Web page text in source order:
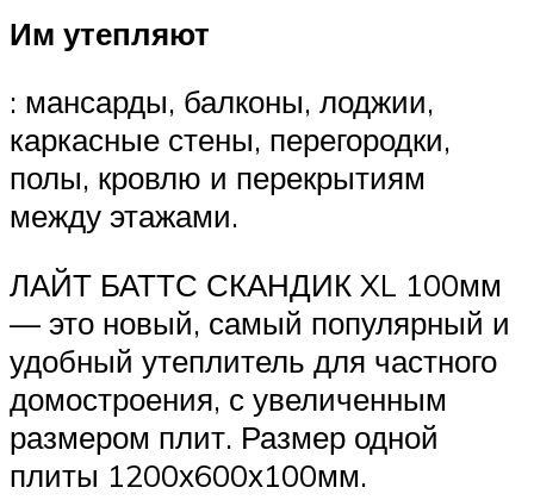
Им утепляют
: мансарды, балконы, лоджии,
каркасные стены, перегородки,
полы, кровлю и перекрытиям
между этажами.
ЛАЙТ БАТТС СКАНДИК XL 100мм
— это новый, самый популярный и
удобный утеплитель для частного
домостроения, с увеличенным
размером плит. Размер одной
плиты 1200х600х100мм.